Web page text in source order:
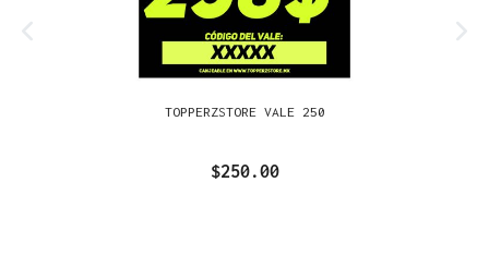
TOPPERZSTORE VALE 250
$250.00